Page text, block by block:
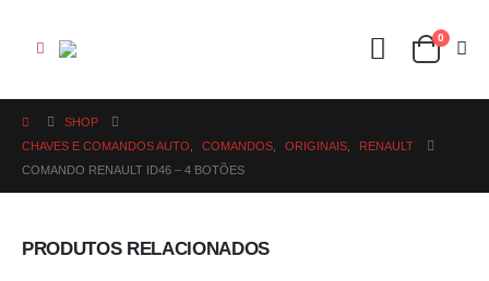
0
SHOP
CHAVES E COMANDOS AUTO
COMANDOS ORIGINAIS
RENAULT
COMANDO RENAULT ID46 – 4 BOTÕES
PRODUTOS RELACIONADOS